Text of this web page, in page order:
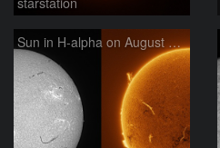
Sun in H-alpha on August 6, 2026